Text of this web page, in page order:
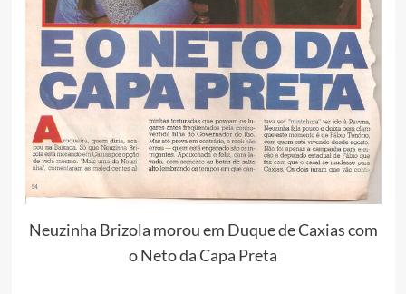
Neuzinha Brizola morou em Duque de Caxias com
o Neto da Capa Preta